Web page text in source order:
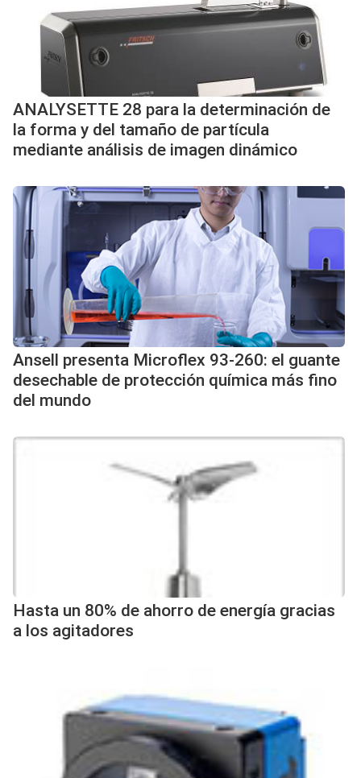
ANALYSETTE 28 para la determinación de
la forma y del tamaño de partícula
mediante análisis de imagen dinámico
Ansell presenta Microflex 93-260: el guante
desechable de protección química más fino
del mundo
Hasta un 80% de ahorro de energía gracias
a los agitadores